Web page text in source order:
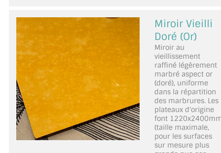
Miroir Vieilli
Doré (Or)
Miroir au
vieillissement
raffiné légèrement
marbré aspect or
(doré), uniforme
dans la répartition
des marbrures. Les
plateaux d'origine
font
(taille maximale,
pour les surfaces
sur mesure plus